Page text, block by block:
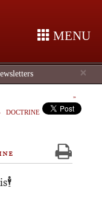
MENU
×
DOCTRINE